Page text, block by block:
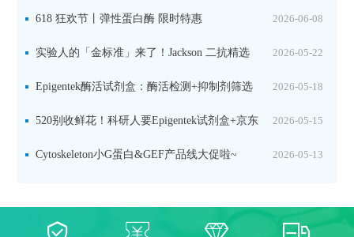
品线放价啦！ 2026-06-08
618 狂欢节丨弹性蛋白酶 限时特惠
2026-05-22
实验人的「金标准」来了！Jackson 二抗精选
限时一口价，手慢无！ 2026-05-18
Epigentek酶活试剂盒：酶活检测+抑制剂筛选
双赋能，下单即赠京东卡 2026-05-15
520别收鲜花！科研人要Epigentek试剂盒+京东
卡！ 2026-05-13
Cytoskeleton小G蛋白&GEF产品线大促啦~